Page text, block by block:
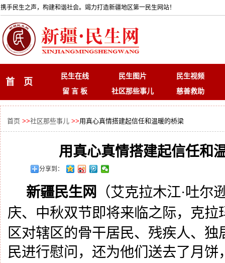
携手民生之声，构建和谐社会。竭力打造新疆地区第一民生网站！
首 页
民生在线 民生图片
民生视频
留 言 板
社区那些事儿 慈善救助
首页 >>社区那些事儿 >>用真心真情搭建起信任和温暖的桥梁
用真心真情搭建起信任和
分享到：
新疆民生网（艾克拉木江·吐尔
庆、中秋双节即将来临之际， 克拉
区对辖区的骨干居民、残疾人、独
民进行慰问，还为他们送去了月饼